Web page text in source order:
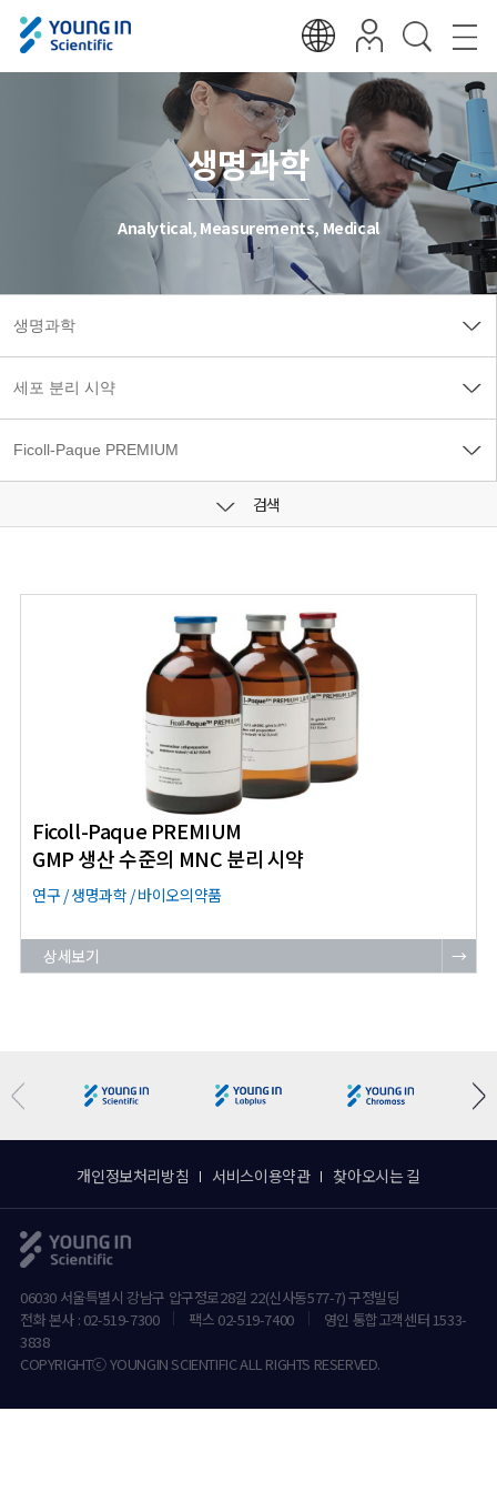
생명과학
Analytical, Measurements, Medical
검색
Ficoll-Paque PREMIUM
GMP 생산 수준의 MNC 분리 시약
연구 / 생명과학 / 바이오의약품
상세보기 →
개인정보처리방침 서비스이용약관 찾아오시는 길
06030 서울특별시 강남구 압구정로28길 22(신사동577-7) 구정빌딩
전화 본사 : 02-519-7300
팩스 02-519-7400
영인 통합고객센터 1533-
3838
COPYRIGHTⓒ YOUNGIN SCIENTIFIC ALL RIGHTS RESERVED.